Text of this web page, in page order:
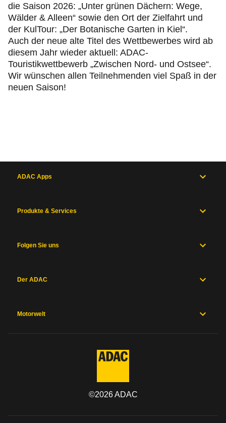
die Saison 2026: „Unter grünen Dächern: Wege,
Wälder & Alleen“ sowie den Ort der Zielfahrt und
der KulTour: „Der Botanische Garten in Kiel“.
Auch der neue alte Titel des Wettbewerbes wird ab
diesem Jahr wieder aktuell: ADAC-
Touristikwettbewerb „Zwischen Nord- und Ostsee“.
Wir wünschen allen Teilnehmenden viel Spaß in der
neuen Saison!
ADAC Apps
Produkte & Services
Folgen Sie uns
Der ADAC
Motorwelt
©2026ADAC